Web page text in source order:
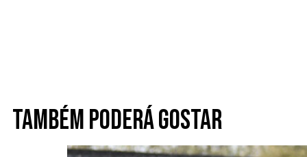
Também poderá gostar